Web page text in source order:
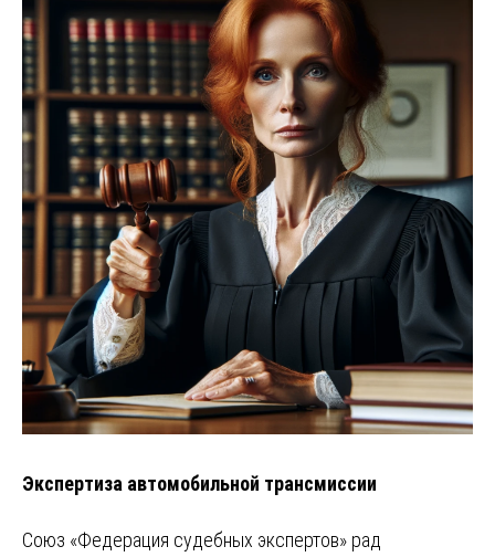
Экспертиза автомобильной трансмиссии
Союз «Федерация судебных экспертов» рад